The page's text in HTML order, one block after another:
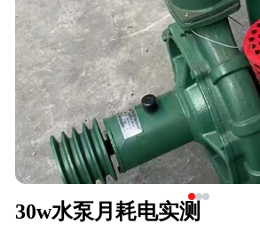
30w水泵月耗电实测